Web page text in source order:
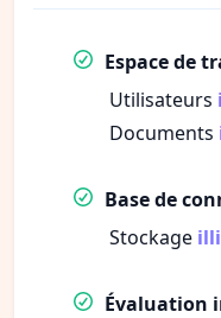
Espace de
Utilisateurs
Documents
Base de
Stockage
Évaluation